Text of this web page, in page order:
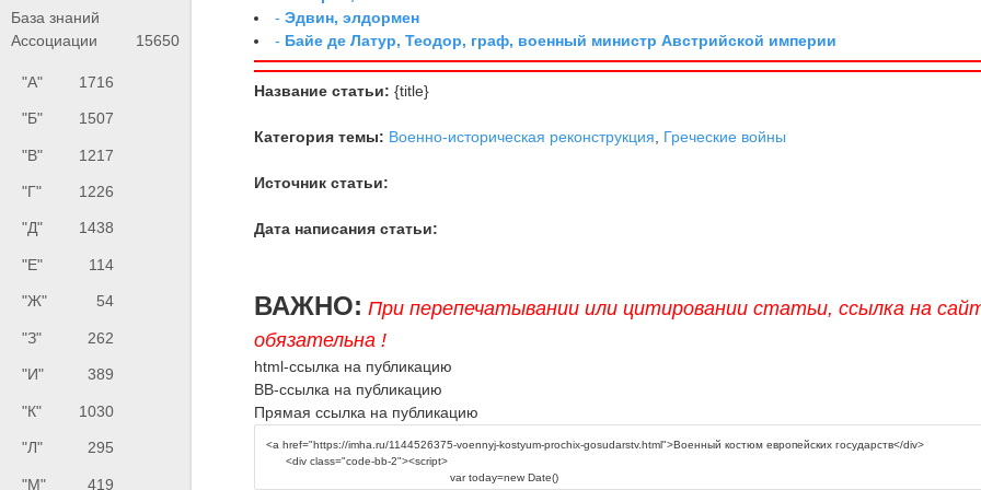
База знаний
Ассоциации
15650
"А" 1716
"Б" 1507
"В" 1217
"Г" 1226
"Д" 1438
"Е" 114
"Ж" 54
"З" 262
"И" 389
"К" 1030
"Л" 295
"М" 419
-Эдвин, элдормен
- Байе де Латур, Теодор, граф, военный министр Австрийской империи
Название статьи: {title}
Категория темы: Военно-историческая реконструкция Греческие войны
Источник статьи:
Дата написания статьи:
ВАЖНО: При перепечатывании или цитировании статьи, ссылка на
обязательна !
html-ссылка на публикацию
BB-ссылка на публикацию
Прямая ссылка на публикацию